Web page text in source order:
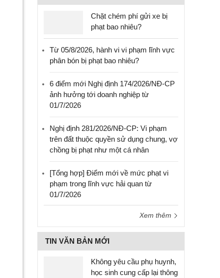
Chặt chém phí gửi xe bị
phạt bao nhiêu?
Từ 05/8/2026, hành vi vi phạm lĩnh vực
phân bón bị phạt bao nhiêu?
6 điểm mới Nghị định 174/2026/NĐ-CP
ảnh hưởng tới doanh nghiệp từ
01/7/2026
Nghị định 281/2026/NĐ-CP: Vi phạm
trên đất thuộc quyền sử dụng chung, vợ
chồng bị phạt như một cá nhân
[Tổng hợp] Điểm mới về mức phạt vi
phạm trong lĩnh vực hải quan từ
01/7/2026
Xem thêm
TIN VĂN BẢN MỚI
Không yêu cầu phụ huynh,
học sinh cung cấp lại thông